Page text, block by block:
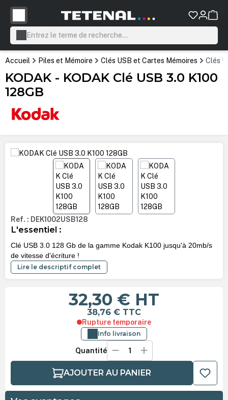
principal
Accueil Piles et Mémoire Clés USB et Cartes Mémoires Clés
KODAK - KODAK Clé USB 3.0 K100
128GB
Ignorer la galerie d'images
Ref. : DEK1002USB128
L'essentiel :
Clé USB 3.0 128 Gb de la gamme Kodak K100 jusqu'à 20mb/s
de vitesse d'écriture !
Lire le descriptif complet
32,30 € HT
38,76 € TTC
Rupture temporaire
Info livraison
Quantité
AJOUTER AU PANIER